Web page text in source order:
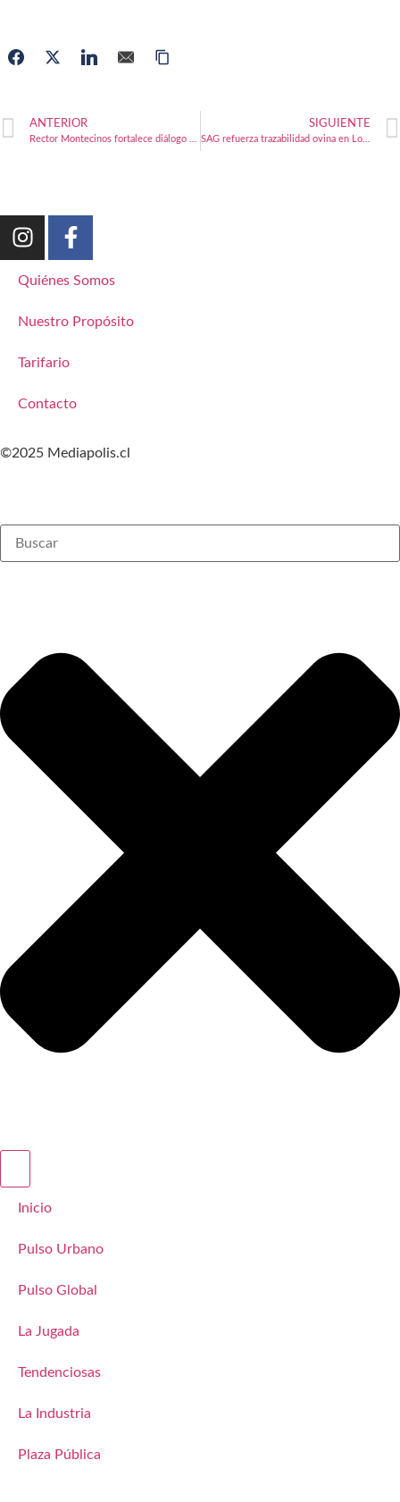
ANTERIOR SIGUIENTE
SAG refuerza trazabilidad ovina en Los Lagos
Quiénes Somos
Nuestro Propósito
Tarifario
Contacto
©2025 Mediapolis.cl
Inicio
Pulso Urbano
Pulso Global
La Jugada
Tendenciosas
La Industria
Plaza Pública